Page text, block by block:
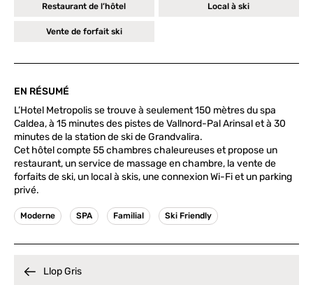
Restaurant de l’hôtel Local à ski
Vente de forfait ski
EN RÉSUMÉ
L’Hotel Metropolis se trouve à seulement 150 mètres du spa
Caldea, à 15 minutes des pistes de Vallnord-Pal Arinsal et à 30
minutes de la station de ski de Grandvalira.
Cet hôtel compte 55 chambres chaleureuses et propose un
restaurant, un service de massage en chambre, la vente de
forfaits de ski, un local à skis, une connexion Wi-Fi et un parking
privé.
Moderne SPA Familial Ski Friendly
Llop Gris